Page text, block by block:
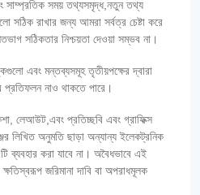
সাম্প্রতিক সময় তথ্যসমৃদ্ধ,নতুন তথ্য
রাখার জন্য আমরা সর্বত্র চেষ্টা করে
সঠিকতার নিশ্চয়তা দেওয়া সম্ভব না।
এবং মন্তব্যসমূহ তৃতীয়পক্ষের দ্বারা
প্রতিফলন নাও থাকতে পারে।
লেআউট,এবং প্রতিচ্ছবি এবং গ্রাফিক্স
লিখিত অনুমতি ছাড়া অন্যান্য ইলেকট্রনিক
ব্যবহার করা যাবে না। অবৈধভাবে এই
জরিমানা দাবি বা অপরাধমূলক